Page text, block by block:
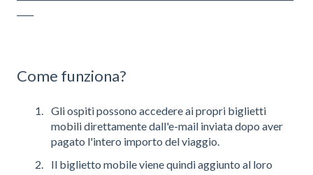
Come funziona?
Gli ospiti possono accedere ai propri biglietti
mobili direttamente dall'e-mail inviata dopo aver
pagato l'intero importo del viaggio.
Il biglietto mobile viene quindi aggiunto al loro